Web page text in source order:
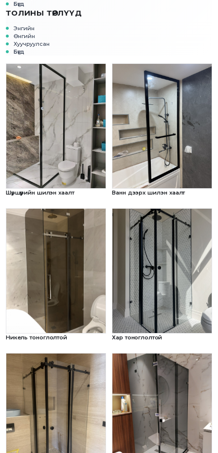
Бүгд
ТОЛИНЫ ТӨРЛҮҮД
Энгийн
Өнгийн
Хуучруулсан
Бүгд
Шүршүүрийн шилэн хаалт Ванн дээрх шилэн хаалт
Никель тоноглолтой Хар тоноглолтой